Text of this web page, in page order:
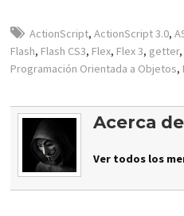
ActionScript,ActionScript 3.0,
Flash, Flash CS3, Flex, Flex 3, getter,
Programación Orientada a Objetos,
Acerca
Ver todos los